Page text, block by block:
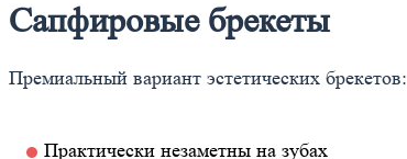
Сапфировые брекеты
Премиальный вариант эстетических брекетов:
Практически незаметны на зубах